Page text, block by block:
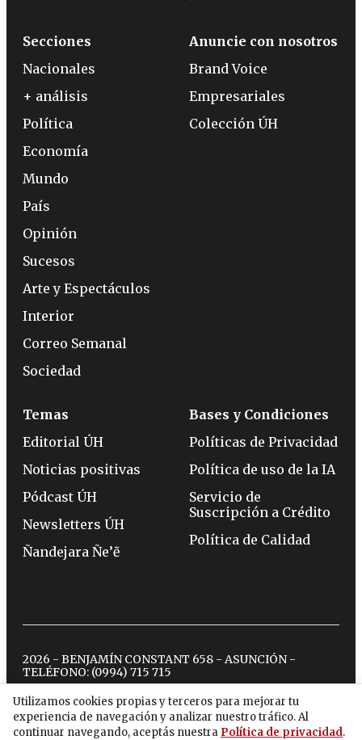
Utilizamos cookies propias y terceros para mejorar tu
experiencia de navegación y analizar nuestro tráfico. Al
continuar navegando, aceptás nuestra Política de privacidad.
Secciones
Nacionales
+ análisis
Política
Economía
Mundo
País
Opinión
Sucesos
Arte y Espectáculos
Interior
Correo Semanal
Sociedad
Anuncie con nosotros
Brand Voice
Empresariales
Colección ÚH
Temas
Editorial ÚH
Noticias positivas
Pódcast ÚH
Newsletters ÚH
Ñandejara Ñe’ẽ
Bases y Condiciones
Políticas de Privacidad
Política de uso de la IA
Servicio de
Suscripción a Crédito
Política de Calidad
2026 - BENJAMÍN CONSTANT 658 - ASUNCIÓN -
TELÉFONO: (0994) 715 715
twitterinstagram
facebook
tiktokyoutubespotify